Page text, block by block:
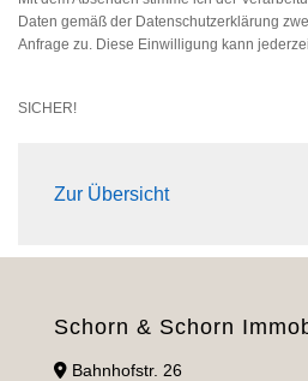
Daten gemäß der Datenschutzerklärung
Anfrage zu. Diese Einwilligung kann
SICHER!
Zur Übersicht
Schorn & Schorn
Bahnhofstr. 26